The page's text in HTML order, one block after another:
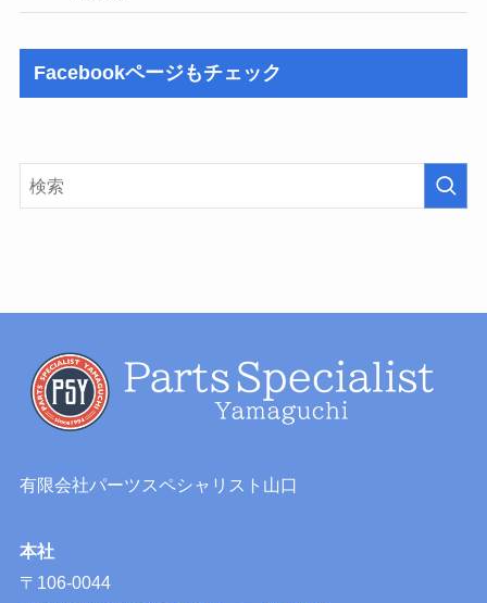
Facebookページもチェック
有限会社パーツスペシャリスト山口
本社
〒106-0044